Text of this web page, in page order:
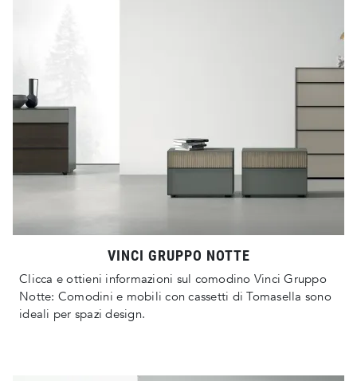
VINCI GRUPPO NOTTE
Clicca e ottieni informazioni sul comodino Vinci Gruppo
Notte: Comodini e mobili con cassetti di Tomasella sono
ideali per spazi design.